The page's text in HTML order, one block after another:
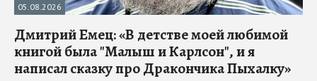
05.08.2026
Дмитрий Емец: «В детстве моей любимой
книгой была "Малыш и Карлсон", и я
написал сказку про Дракончика Пыхалку»